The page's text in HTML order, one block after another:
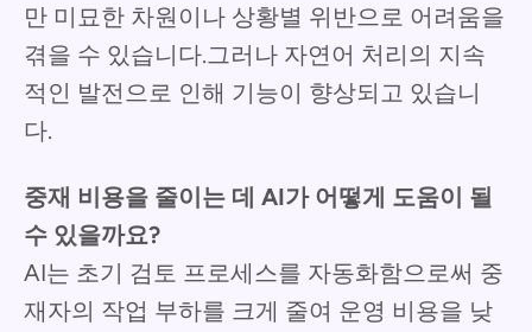
만 미묘한 차원이나 상황별 위반으로 어려움을
겪을 수 있습니다.그러나 자연어 처리의 지속
적인 발전으로 인해 기능이 향상되고 있습니
다.
중재 비용을 줄이는 데 AI가 어떻게 도움이 될
수 있을까요?
AI는 초기 검토 프로세스를 자동화함으로써 중
재자의 작업 부하를 크게 줄여 운영 비용을 낮